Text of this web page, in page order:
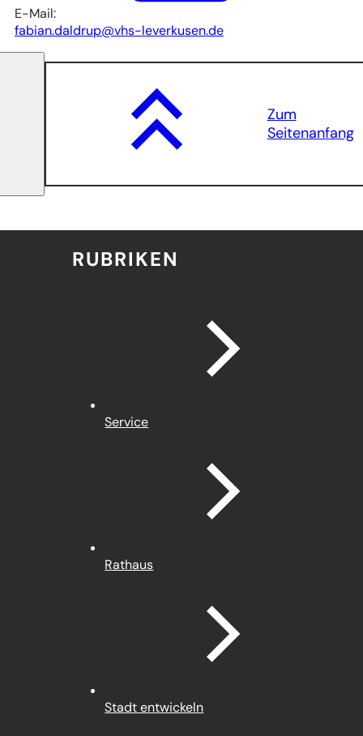
E-Mail:
fabian.daldrup
vhs-leverkusende
Zum
Seitenanfang
RUBRIKEN
Service
Rathaus
Stadt entwickeln